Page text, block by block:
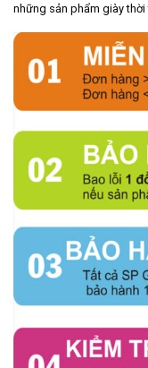
những sản phẩm giày